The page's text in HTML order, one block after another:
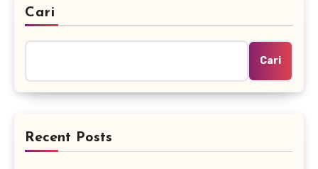
Cari
Cari
Recent Posts